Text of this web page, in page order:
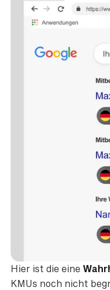
Hier ist die eine
KMUs noch nicht